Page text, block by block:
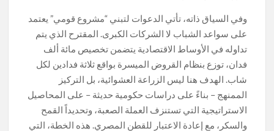
وفي السياق ذاته، تأتي الدعوات لتبني “مشروع قومي” يعتمد
على سواعد الشباب لا الشركات الكبرى. المقترح الذي يتم
تداوله في الأوساط الاقتصادية يتضمن تخصيص مائة ألف
فدان، توزع بنظام القروض الميسرة بواقع ثلاثة فدادين لكل
شاب. الهدف هنا ليس الزراعة العشوائية، بل التركيز
الممنهج – بناءً على دراسات حكومية حديثة – على المحاصيل
الاستراتيجية التي تستنزف العملة الصعبة، وتحديداً القمح
والسكر، مع إعادة الاعتبار للقطن المصري. هذه الخطة، التي